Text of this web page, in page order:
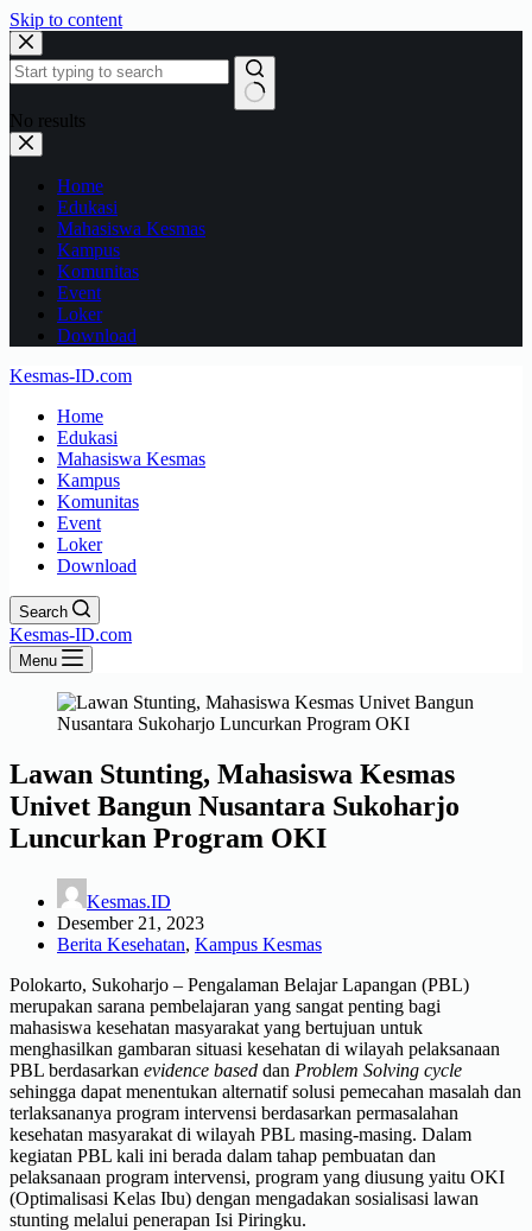
Skip to content
No results
Home
Edukasi
Mahasiswa Kesmas
Kampus
Komunitas
Event
Loker
Download
Kesmas-ID.com
Home
Edukasi
Mahasiswa Kesmas
Kampus
Komunitas
Event
Loker
Download
Search
Kesmas-ID.com
Menu
Lawan Stunting, Mahasiswa Kesmas
Univet Bangun Nusantara Sukoharjo
Luncurkan Program OKI
Kesmas.ID
Desember 21, 2023
Berita Kesehatan, Kampus Kesmas
Polokarto, Sukoharjo – Pengalaman Belajar Lapangan (PBL)
merupakan sarana pembelajaran yang sangat penting bagi
mahasiswa kesehatan masyarakat yang bertujuan untuk
menghasilkan gambaran situasi kesehatan di wilayah pelaksanaan
PBL berdasarkan evidence based dan Problem Solving cycle
sehingga dapat menentukan alternatif solusi pemecahan masalah dan
terlaksananya program intervensi berdasarkan permasalahan
kesehatan masyarakat di wilayah PBL masing-masing. Dalam
kegiatan PBL kali ini berada dalam tahap pembuatan dan
pelaksanaan program intervensi, program yang diusung yaitu OKI
(Optimalisasi Kelas Ibu) dengan mengadakan sosialisasi lawan
stunting melalui penerapan Isi Piringku.